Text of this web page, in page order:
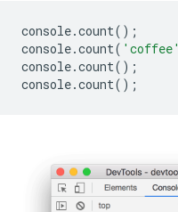
console.count();
console.count( 'coffee'
console.count();
console.count();